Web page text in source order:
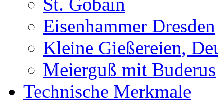
Eisenhammer Dresden
Kleine Gießereien,
Meierguß mit Buderus
Technische Merkmale